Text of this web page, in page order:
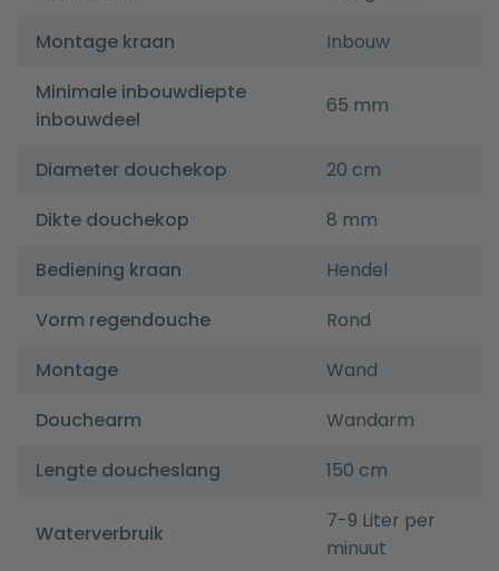
Montage kraan
Inbouw
Minimale inbouwdiepte
inbouwdeel
65 mm
Diameter douchekop
20 cm
Dikte douchekop
8 mm
Bediening kraan
Hendel
Vorm regendouche
Rond
Montage
Wand
Douchearm
Wandarm
Lengte doucheslang
150 cm
Waterverbruik
7-9 Liter per
minuut